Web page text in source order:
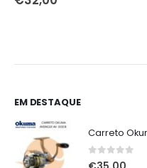
EM DESTAQUE
Carreto
0out of 5